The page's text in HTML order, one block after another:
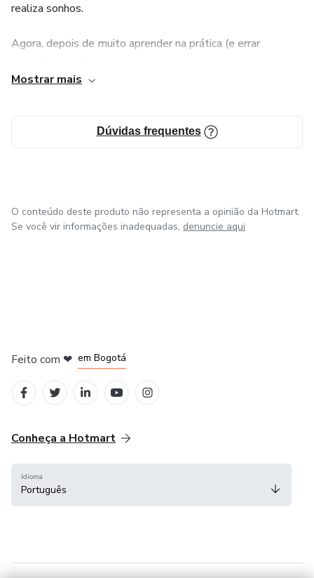
realiza sonhos.
Agora, depois de muito aprender na prática (e errar
quem quer começar ou crescer nesse mundo.
Seja pra fazer por amor, por renda extra, ou pra viver disso
como eu — tô aqui pra te ajudar nesse caminho.
Mostrar mais
Dúvidas frequentes
O conteúdo deste produto não representa a opinião da Hotmart.
Se você vir informações inadequadas, denuncie aqui
Feito com ❤ em Bogotá
Conheça a Hotmart
Idioma
Português